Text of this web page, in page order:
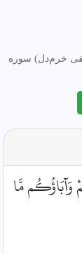
خرم‌دل) سوره
مَّا